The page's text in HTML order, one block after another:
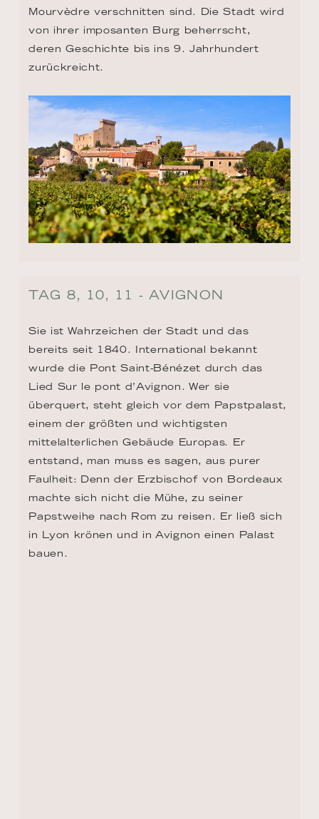
Mourvèdre verschnitten sind. Die Stadt wird
von ihrer imposanten Burg beherrscht,
deren Geschichte bis ins 9. Jahrhundert
zurückreicht.
TAG 8, 10, 11 - AVIGNON
Sie ist Wahrzeichen der Stadt und das
bereits seit 1840. International bekannt
wurde die Pont Saint-Bénézet durch das
Lied Sur le pont d’Avignon. Wer sie
überquert, steht gleich vor dem Papstpalast,
einem der größten und wichtigsten
mittelalterlichen Gebäude Europas. Er
entstand, man muss es sagen, aus purer
Faulheit: Denn der Erzbischof von Bordeaux
machte sich nicht die Mühe, zu seiner
Papstweihe nach Rom zu reisen. Er ließ sich
in Lyon krönen und in Avignon einen Palast
bauen.